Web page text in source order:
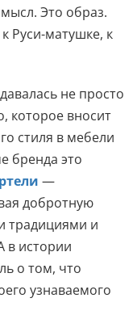
Это образ.
Руси-матушке, к
не просто
которое вносит
стиля в мебели
бренда это
—
добротную
традициями и
в истории
о том, что
узнаваемого